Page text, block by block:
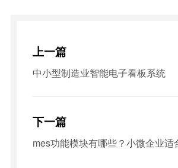
上一篇
中小型制造业智能电子看板系统
下一篇
mes功能模块有哪些？小微企业适